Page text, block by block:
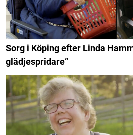
Sorg i Köping efter Linda
glädjespridare”